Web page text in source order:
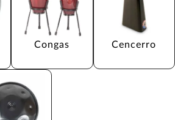
Congas Cencerro